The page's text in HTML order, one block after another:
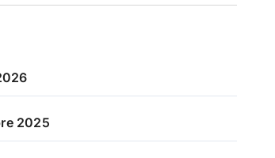
2025